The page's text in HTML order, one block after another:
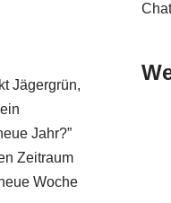
Jägergrün,
Jahr?”
Zeitraum
Woche